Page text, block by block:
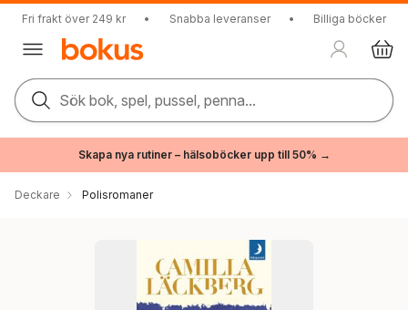
Fri frakt över 249 kr • Snabba leveranser • Billiga böcker
Sök bok, spel, pussel, penna...
Skapa nya rutiner – hälsoböcker upp till 50% →
Deckare Polisromaner